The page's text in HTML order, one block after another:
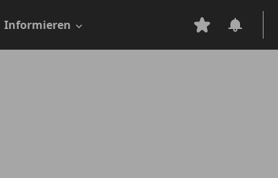
Informieren